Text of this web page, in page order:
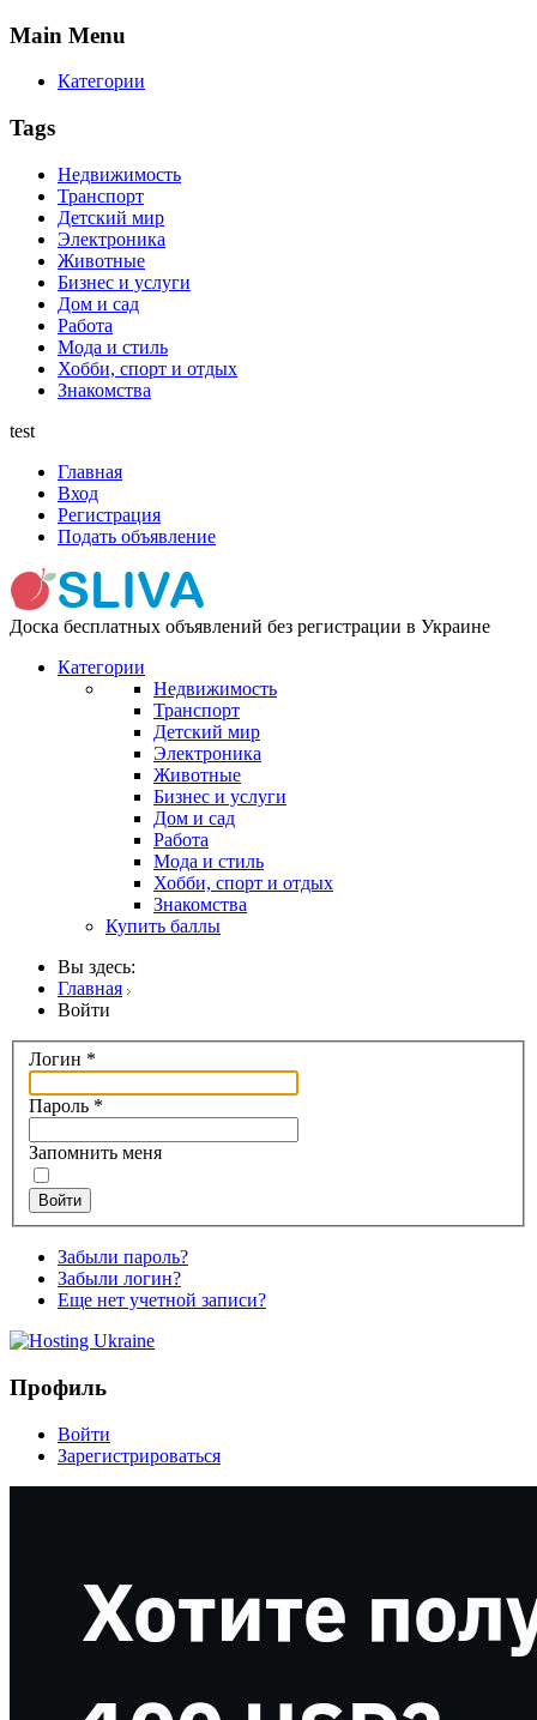
Main Menu
Категории
Tags
Недвижимость
Транспорт
Детский мир
Электроника
Животные
Бизнес и услуги
Дом и сад
Работа
Мода и стиль
Хобби, спорт и отдых
Знакомства
test
Главная
Вход
Регистрация
Подать объявление
Доска бесплатных объявлений без регистрации в Украине
Категории
Недвижимость
Транспорт
Детский мир
Электроника
Животные
Бизнес и услуги
Дом и сад
Работа
Мода и стиль
Хобби, спорт и отдых
Знакомства
Купить баллы
Вы здесь:
Главная
Войти
Логин *
Пароль *
Запомнить меня
Войти
Забыли пароль?
Забыли логин?
Еще нет учетной записи?
Профиль
Войти
Зарегистрироваться